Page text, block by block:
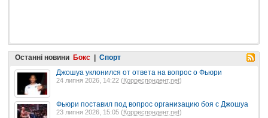
Останні новини Бокс | Спорт
Джошуа уклонился от ответа на вопрос о Фьюри
24 липня 2026, 14:22 (Корреспондент.net)
Фьюри поставил под вопрос организацию боя с Джошуа
23 липня 2026, 15:05 ( Корреспондент.net)